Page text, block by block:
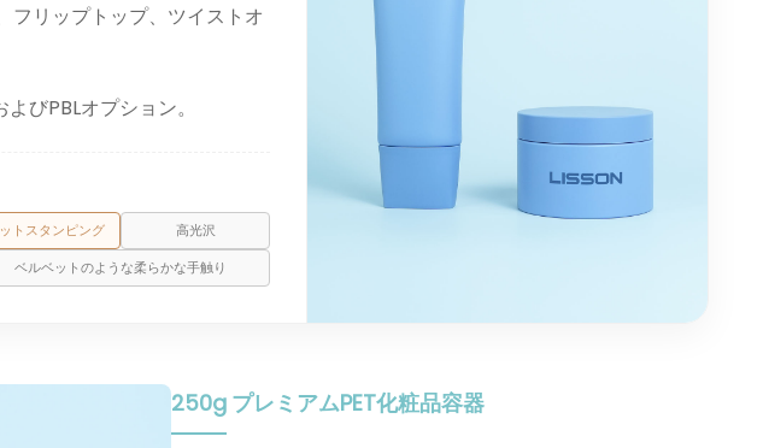
フリップトップ、ツイストオ
びPBLオプション。
トスタンピング
高光沢
ベルベットのような柔らかな手触り
250g プレミアムPET化粧品容器